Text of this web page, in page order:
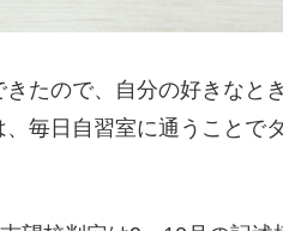
たので、自分の好きなと
毎日自習室に通うことで